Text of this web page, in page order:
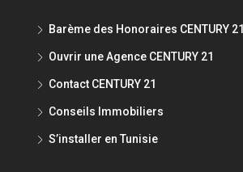
Barème des Honoraires CENTURY 21
Ouvrir une Agence CENTURY 21
Contact CENTURY 21
Conseils Immobiliers
S’installer en Tunisie